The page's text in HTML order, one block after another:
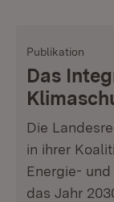
Publikation
Das
Die
in ihrer
Energie-
das Jahr